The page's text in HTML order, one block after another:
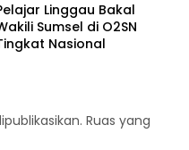
Linggau Bakal
Sumsel di O2SN
Nasional
Ruas yang